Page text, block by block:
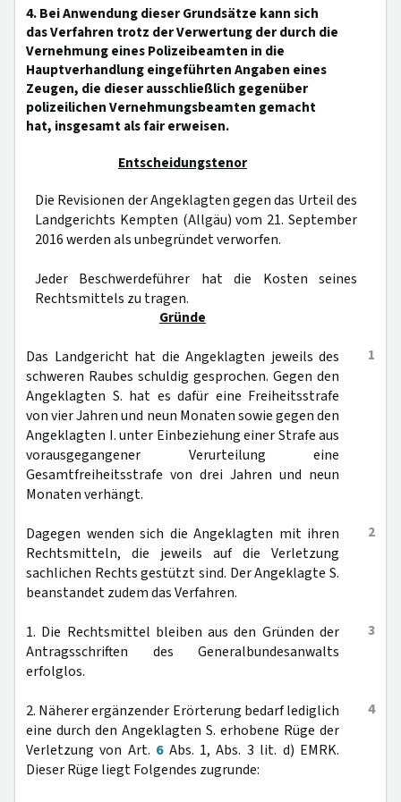
4. Bei Anwendung dieser Grundsätze kann sich
das Verfahren trotz der Verwertung der durch die
Vernehmung eines Polizeibeamten in die
Hauptverhandlung eingeführten Angaben eines
Zeugen, die dieser ausschließlich gegenüber
polizeilichen Vernehmungsbeamten gemacht
hat, insgesamt als fair erweisen.
Entscheidungstenor
Die Revisionen der Angeklagten gegen das Urteil des
Landgerichts Kempten (Allgäu) vom 21. September
2016 werden als unbegründet verworfen.
Jeder Beschwerdeführer hat die Kosten seines
Rechtsmittels zu tragen.
Gründe
1
Das Landgericht hat die Angeklagten jeweils des
schweren Raubes schuldig gesprochen. Gegen den
Angeklagten S. hat es dafür eine Freiheitsstrafe
von vier Jahren und neun Monaten sowie gegen den
Angeklagten I. unter Einbeziehung einer Strafe aus
vorausgegangener Verurteilung eine
Gesamtfreiheitsstrafe von drei Jahren und neun
Monaten verhängt.
2
Dagegen wenden sich die Angeklagten mit ihren
Rechtsmitteln, die jeweils auf die Verletzung
sachlichen Rechts gestützt sind. Der Angeklagte S.
beanstandet zudem das Verfahren.
3
1. Die Rechtsmittel bleiben aus den Gründen der
Antragsschriften des Generalbundesanwalts
erfolglos.
4
2. Näherer ergänzender Erörterung bedarf lediglich
eine durch den Angeklagten S. erhobene Rüge der
Verletzung von Art. 6Abs. 1, Abs. 3 lit. d) EMRK.
Dieser Rüge liegt Folgendes zugrunde: